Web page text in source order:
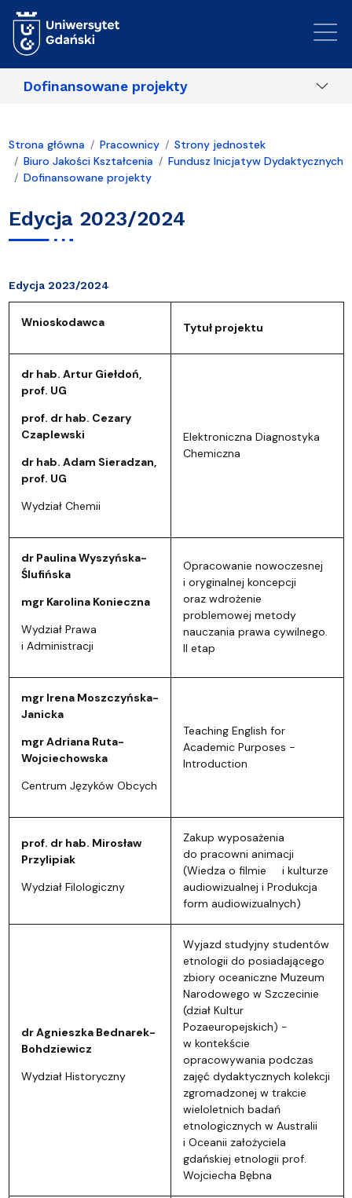
Dofinansowane projekty
Strona główna Pracownicy
Strony jednostek
Biuro Jakości Kształcenia
Fundusz Inicjatyw Dydaktycznych
Dofinansowane projekty
Edycja 2023/2024
Edycja 2023/2024
Wnioskodawca Tytuł projektu
dr hab. Artur Giełdoń,
prof. UG
prof. dr hab. Cezary
Czaplewski
dr hab. Adam Sieradzan,
prof. UG
Wydział Chemii
Elektroniczna Diagnostyka
Chemiczna
dr Paulina Wyszyńska-
Ślufińska
mgr Karolina Konieczna
Wydział Prawa
i Administracji
Opracowanie nowoczesnej
i oryginalnej koncepcji
oraz wdrożenie
problemowej metody
nauczania prawa cywilnego.
II etap
mgr Irena Moszczyńska-
Janicka
mgr Adriana Ruta-
Wojciechowska
Centrum Języków Obcych
Teaching English for
Academic Purposes -
Introduction
prof. dr hab. Mirosław
Przylipiak
Wydział Filologiczny
Zakup wyposażenia
do pracowni animacji
(Wiedza o filmie i kulturze
audiowizualnej i Produkcja
form audiowizualnych)
dr Agnieszka Bednarek-
Bohdziewicz
Wydział Historyczny
Wyjazd studyjny studentów
etnologii do posiadającego
zbiory oceaniczne Muzeum
Narodowego w Szczecinie
(dział Kultur
Pozaeuropejskich) -
w kontekście
opracowywania podczas
zajęć dydaktycznych kolekcji
zgromadzonej w trakcie
wieloletnich badań
etnologicznych w Australii
i Oceanii założyciela
gdańskiej etnologii prof.
Wojciecha Bębna